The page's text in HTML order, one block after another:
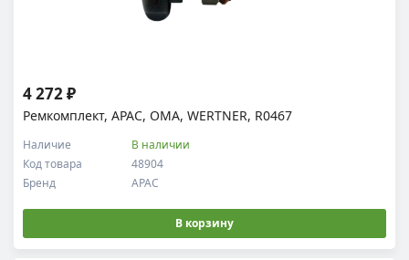
Ремкомплект, APAC, OMA, WERTNER, R0467
Код товара 48904
Наличие В наличии
Бренд APAC
4 272 ₽
В корзину